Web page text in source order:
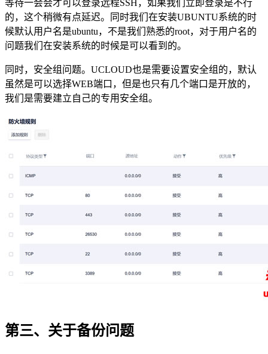
等待一会会才可以登录远程SSH，如果我们立即登录是不行
的，这个稍微有点延迟。同时我们在安装UBUNTU系统的时
候默认用户名是ubuntu，不是我们熟悉的root，对于用户名的
问题我们在安装系统的时候是可以看到的。
同时，安全组问题。UCLOUD也是需要设置安全组的，默认
虽然是可以选择WEB端口，但是也只有几个端口是开放的，
我们是需要建立自己的专用安全组。
第三、关于备份问题